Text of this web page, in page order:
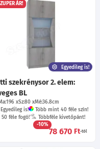
ÁR!
Egyedileg is!
szekrénysor 2. elem:
BL
Sz:80 Mé:36.8cm
Egyedileg is!
Több mint 40 féle szín!
50 féle fogó!
Többféle kivetőpánt!
-10%
78 670 Ft-tól